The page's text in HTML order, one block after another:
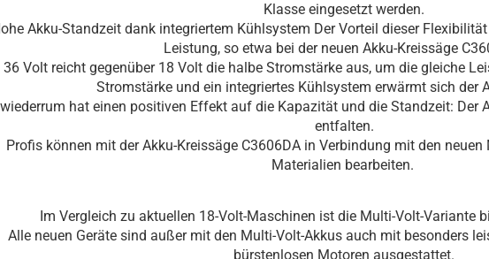
Klasse eingesetzt werden.
Akku-Standzeit dank integriertem Kühlsystem Der Vorteil dieser
Leistung, so etwa bei der neuen Akku-Kreissäge
36 Volt reicht gegenüber 18 Volt die halbe Stromstärke aus, um die gleiche
Stromstärke und ein integriertes Kühlsystem erwärmt sich der
hat einen positiven Effekt auf die Kapazität und die Standzeit: Der
entfalten.
Profis können mit der Akku-Kreissäge C3606DA in Verbindung mit den
Materialien bearbeiten.
Im Vergleich zu aktuellen 18-Volt-Maschinen ist die Multi-Volt-Variante
Alle neuen Geräte sind außer mit den Multi-Volt-Akkus auch mit besonders
bürstenlosen Motoren ausgestattet.